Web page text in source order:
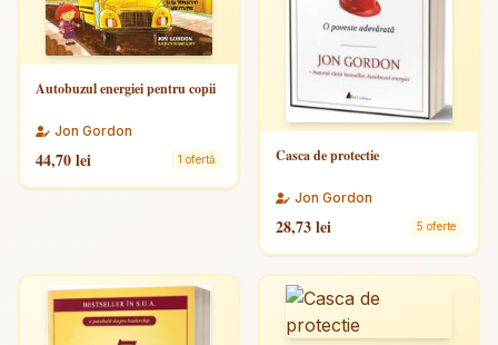
Autobuzul energiei pentru copii
Jon Gordon
44,70 lei 1 ofertă Casca de protectie
Jon Gordon
28,73 lei 5 oferte